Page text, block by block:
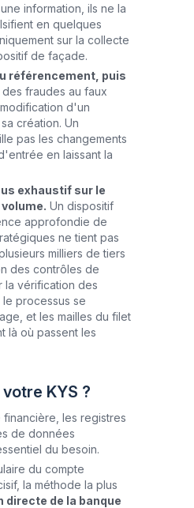
information, ils ne la
en quelques
sur la collecte
de façade.
référencement, puis
des fraudes au faux
modification d'un
création. Un
pas les changements
en laissant la
exhaustif sur le
Un dispositif
approfondie de
ne tient pas
milliers de tiers
des contrôles de
la vérification des
processus se
et les mailles du filet
là où passent les
KYS ?
les registres
de données
du besoin.
du compte
la méthode la plus
directe de la banque